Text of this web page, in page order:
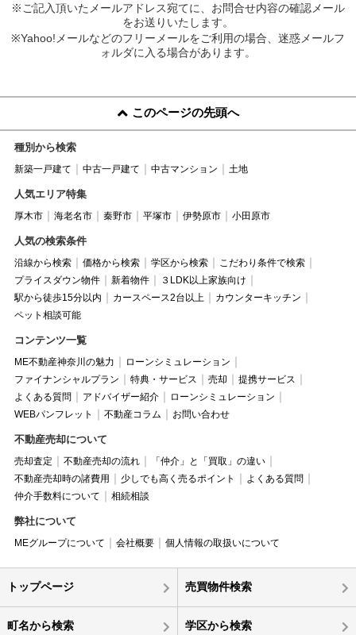
※ご記入頂いたメールアドレス宛てに、お問合せ内容の確認メール
をお送りいたします。
※Yahoo!メールなどのフリーメールをご利用の場合、迷惑メールフ
ォルダに入る場合があります。
このページの先頭へ
種別から検索
新築一戸建て 中古一戸建て 中古マンション 土地
人気エリア特集
厚木市 海老名市 秦野市 平塚市 伊勢原市 小田原市
人気の検索条件
沿線から検索 価格から検索 学区から検索
こだわり条件で検索
プライスダウン物件
新着物件
３LDK以上家族向け
駅から徒歩15分以内
カースペース2台以上
カウンターキッチン
ペット相談可能
コンテンツ一覧
ME不動産神奈川の魅力
ローンシミュレーション
ファイナンシャルプラン
特典・サービス 売却
提携サービス
よくある質問
アドバイザー紹介
ローンシミュレーション
WEBパンフレット
不動産コラム お問い合わせ
不動産売却について
売却査定 不動産売却の流れ
「仲介」と「買取」の違い
不動産売却時の諸費用
少しでも高く売るポイント
よくある質問
仲介手数料について
相続相談
弊社について
MEグループについて 会社概要 個人情報の取扱いについて
トップページ 売買物件検索
町名から検索 学区から検索